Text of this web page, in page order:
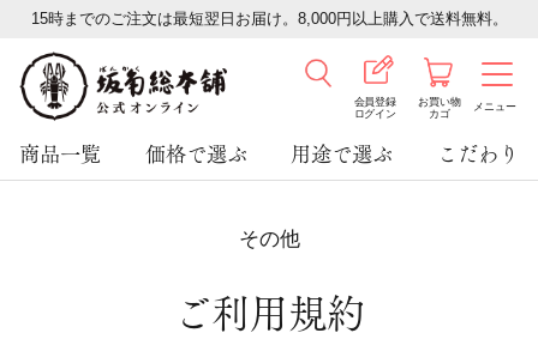
15時までのご注文は最短翌日お届け。8,000円以上購入で送料無料。
会員登録
ログイン
お買い物
カゴ
メニュー
商品一覧 価格で選ぶ 用途で選ぶ こだわり
その他
ご利用規約